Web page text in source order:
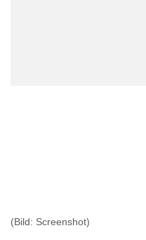
(Bild: Screenshot)